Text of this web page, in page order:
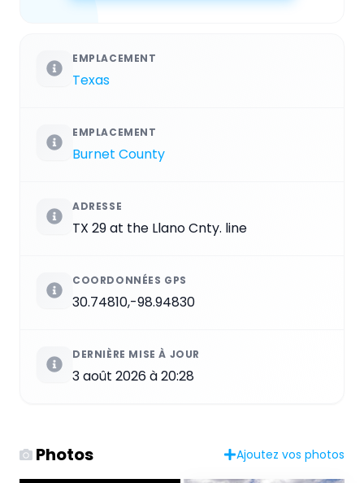
EMPLACEMENT
Texas
EMPLACEMENT
Burnet County
ADRESSE
TX 29 at the Llano Cnty. line
COORDONNÉES GPS
30.74810,-98.94830
DERNIÈRE MISE À JOUR
3 août 2026 à 20:28
Photos Ajoutez vos photos